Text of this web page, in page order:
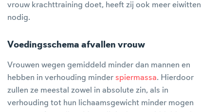
vrouw krachttraining doet, heeft zij ook meer eiwitten
nodig.
Voedingsschema afvallen vrouw
Vrouwen wegen gemiddeld minder dan mannen en
hebben in verhouding minder spiermassa. Hierdoor
zullen ze meestal zowel in absolute zin, als in
verhouding tot hun lichaamsgewicht minder mogen